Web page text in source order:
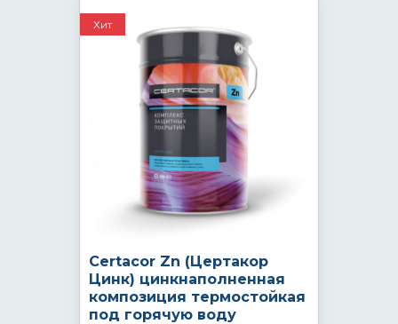
Хит
Certacor Zn (Цертакор
Цинк) цинкнаполненная
композиция термостойкая
под горячую воду